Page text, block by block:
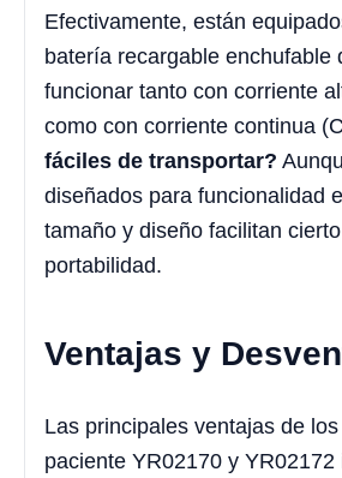
Efectivamente, están
batería recargable enchufable
funcionar tanto con corriente
como con corriente continua
fáciles de transportar?
diseñados para funcionalidad
tamaño y diseño facilitan
portabilidad.
Ventajas y
Las principales ventajas de
paciente YR02170 y YR02172